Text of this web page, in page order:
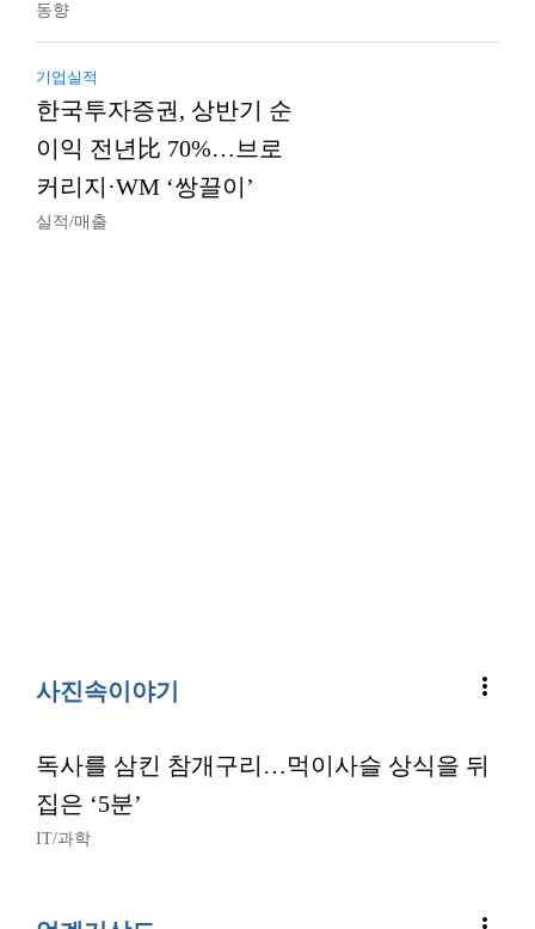
동향
기업실적
한국투자증권, 상반기 순
이익 전년比 70%…브로
커리지·WM ‘쌍끌이’
실적/매출
사진속이야기 more_vert
독사를 삼킨 참개구리…먹이사슬 상식을 뒤
집은 ‘5분’
IT/과학